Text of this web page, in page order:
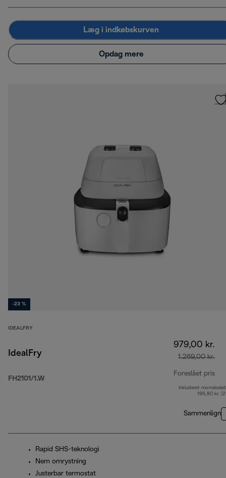
Læg i indkøbskurven
Opdag mere
-23 %
IDEALFRY
IdealFry
FH2101/1.W
979,00 kr.
1.269,00 kr.
Foreslået pris
Inkluderet
195,80 kr.
Sammenlign
Rapid SHS-teknologi
Nem omrystning
Justerbar termostat